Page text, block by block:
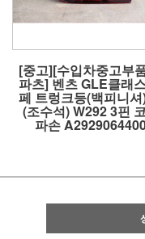
[중고][수입차중고부
파츠] 벤츠 GLE클래
페 트렁크등(백피니
(조수석) W292 3핀
파손